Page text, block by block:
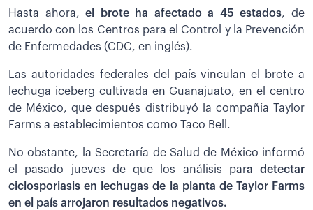
Hasta ahora, el brote ha afectado a 45 estados, de
acuerdo con los Centros para el Control y la Prevención
de Enfermedades (CDC, en inglés).
Las autoridades federales del país vinculan el brote a
lechuga iceberg cultivada en Guanajuato, en el centro
de México, que después distribuyó la compañía Taylor
Farms a establecimientos como Taco Bell.
No obstante, la Secretaría de Salud de México informó
el pasado jueves de que los análisis para detectar
ciclosporiasis en lechugas de la planta de Taylor Farms
en el país arrojaron resultados negativos.